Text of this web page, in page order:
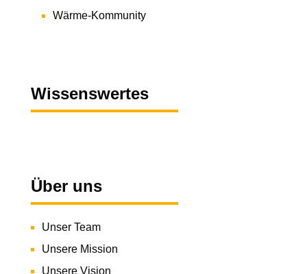
Wärme-Kommunity
Wissenswertes
Über uns
Unser Team
Unsere Mission
Unsere Vision